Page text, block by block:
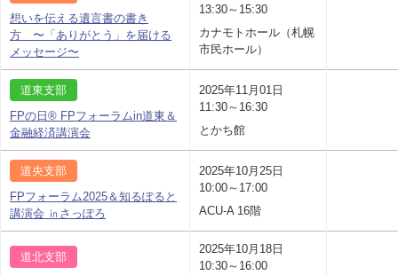
想いを伝える遺言書の書き
方 〜「ありがとう」を届ける
メッセージ〜
13:30～15:30
カナモトホール（札幌
市民ホール）
道東支部
FPの日® FPフォーラムin道東＆
金融経済講演会
2025年11月01日
11:30～16:30
とかち館
道央支部
FPフォーラム2025＆知るぽると
講演会 ㏌さっぽろ
2025年10月25日
10:00～17:00
ACU-A 16階
道北支部
2025年10月18日
10:30～16:00